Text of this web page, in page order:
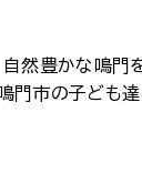
然豊かな鳴門
門市の子ども